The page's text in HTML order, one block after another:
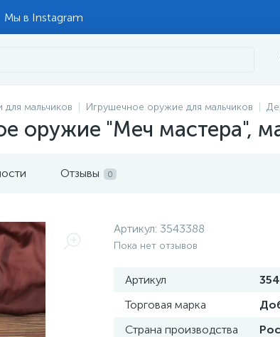
Мы в Instagram
для мальчиков Игрушечное оружие для мальчиков
оружие "Меч мастера",
Отзывы 0
Артикул: 3543388
Пока нет отзывов
Артикул
Торговая марка
Страна производства